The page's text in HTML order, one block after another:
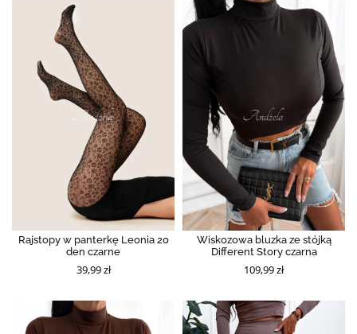
Rajstopy w panterkę Leonia 20
den czarne
39,99 zł
Wiskozowa bluzka ze stójką
Different Story czarna
109,99 zł